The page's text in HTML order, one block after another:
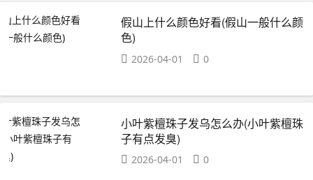
假山上什么颜色好看(假山一般什么颜
色)
2026-04-01 0
小叶紫檀珠子发乌怎么办(小叶紫檀珠
子有点发臭)
2026-04-01 0